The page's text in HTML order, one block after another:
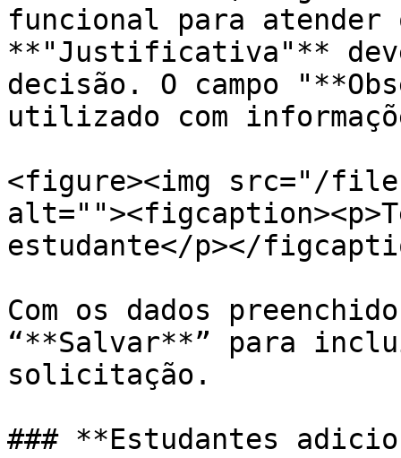
funcional para
**"Justificativa"**
decisão. O campo
utilizado com
<figure><img src="/files/
estudante</p></
Com os dados
“**Salvar**” para
solicitação.
### **Estudantes